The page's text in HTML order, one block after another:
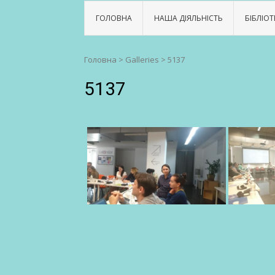
ГОЛОВНА НАША ДІЯЛЬНІСТЬ
Головна > Galleries > 5137
5137